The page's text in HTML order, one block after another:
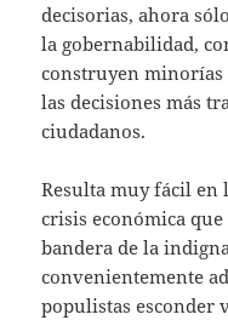
decisorias, ahora
la gobernabilidad,
construyen
las decisiones más
ciudadanos.
Resulta muy fácil en
crisis económica
bandera de la
convenientemente
populistas esconder